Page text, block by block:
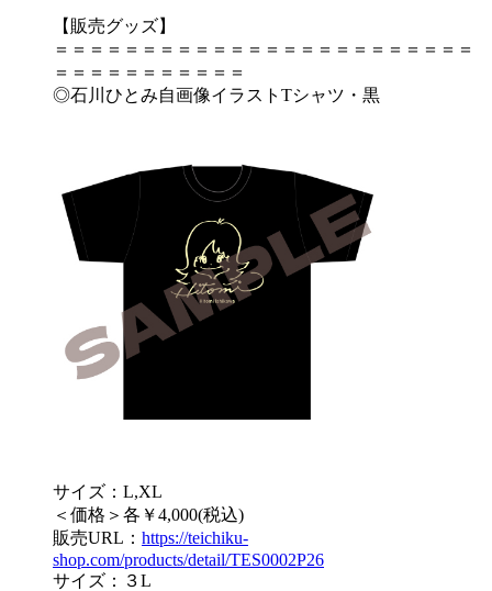
【販売グッズ】
＝＝＝＝＝＝＝＝＝＝＝＝＝＝＝＝＝＝＝＝＝＝＝＝
＝＝＝＝＝＝＝＝＝＝＝
◎石川ひとみ自画像イラストTシャツ・黒
サイズ：L,XL
＜価格＞各￥4,000(税込)
販売URL： https://teichiku-
shop.com/products/detail/TES0002P26
サイズ：３L